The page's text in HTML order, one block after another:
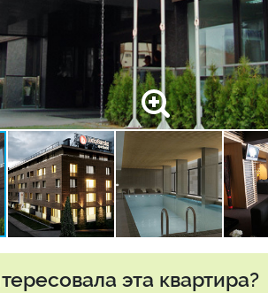
эта квартира?